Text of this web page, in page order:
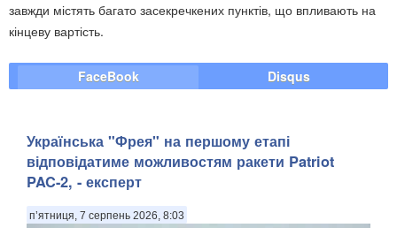
завжди містять багато засекречкених пунктів, що впливають на
кінцеву вартість.
FaceBook Disqus
Українська "Фрея" на першому етапі
відповідатиме можливостям ракети Patriot
PAC-2, - експерт
п’ятниця, 7 серпень 2026, 8:03